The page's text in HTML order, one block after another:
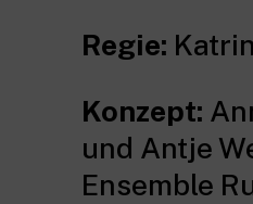
Regie:
Konzept:
und Antje
Ensemble